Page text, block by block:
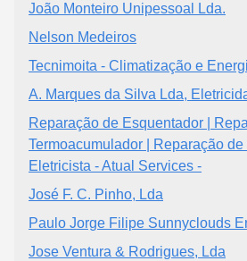
João Monteiro Unipessoal Lda.
Nelson Medeiros
Tecnimoita - Climatização e
A. Marques da Silva Lda,
Reparação de Esquentador |
Termoacumulador | Reparação de
Eletricista - Atual Services -
José F. C. Pinho, Lda
Paulo Jorge Filipe Sunnyclouds
Jose Ventura & Rodrigues, Lda